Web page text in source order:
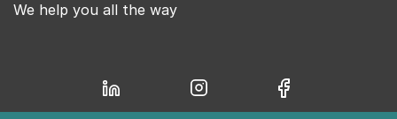
We help you all the way